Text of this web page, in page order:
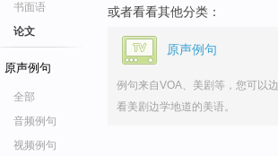
书面语
论文
原声例句
全部
音频例句
视频例句
或者看看其他分类：
原声例句
例句来自VOA、美剧等，您可以边
看美剧边学地道的美语。